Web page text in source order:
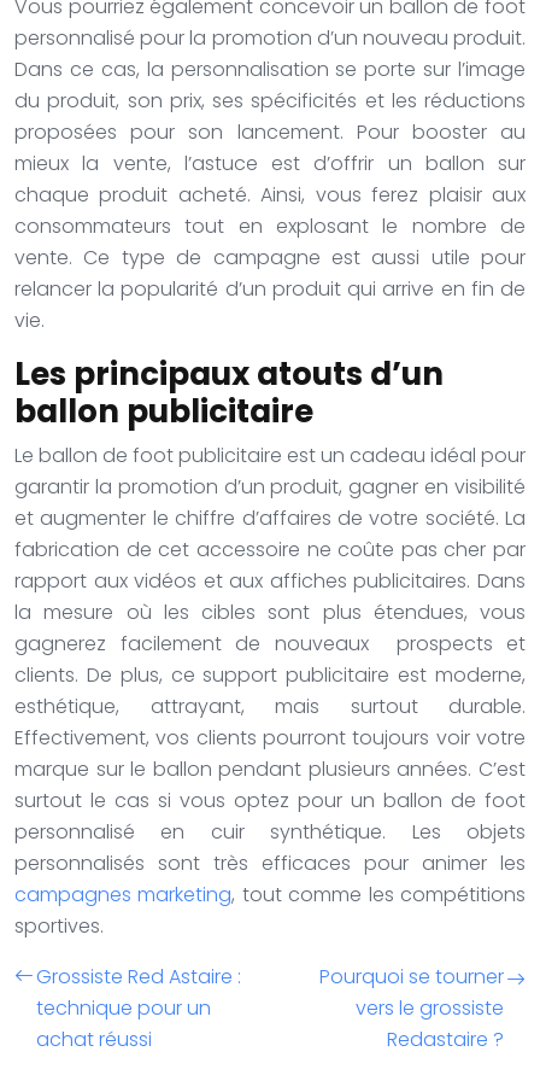
Vous pourriez également concevoir un ballon de foot
personnalisé pour la promotion d’un nouveau produit.
Dans ce cas, la personnalisation se porte sur l’image
du produit, son prix, ses spécificités et les réductions
proposées pour son lancement. Pour booster au
mieux la vente, l’astuce est d’offrir un ballon sur
chaque produit acheté. Ainsi, vous ferez plaisir aux
consommateurs tout en explosant le nombre de
vente. Ce type de campagne est aussi utile pour
relancer la popularité d’un produit qui arrive en fin de
vie.
Les principaux atouts d’un
ballon publicitaire
Le ballon de foot publicitaire est un cadeau idéal pour
garantir la promotion d’un produit, gagner en visibilité
et augmenter le chiffre d’affaires de votre société. La
fabrication de cet accessoire ne coûte pas cher par
rapport aux vidéos et aux affiches publicitaires. Dans
la mesure où les cibles sont plus étendues, vous
gagnerez facilement de nouveaux prospects et
clients. De plus, ce support publicitaire est moderne,
esthétique, attrayant, mais surtout durable.
Effectivement, vos clients pourront toujours voir votre
marque sur le ballon pendant plusieurs années. C’est
surtout le cas si vous optez pour un ballon de foot
personnalisé en cuir synthétique. Les objets
personnalisés sont très efficaces pour animer les
campagnes marketing, tout comme les compétitions
sportives.
Grossiste Red Astaire :
technique pour un
achat réussi
Pourquoi se tourner
vers le grossiste
Redastaire ?